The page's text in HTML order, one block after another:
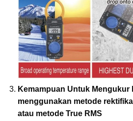
Kemampuan Untuk Mengukur
menggunakan metode
atau metode True RMS